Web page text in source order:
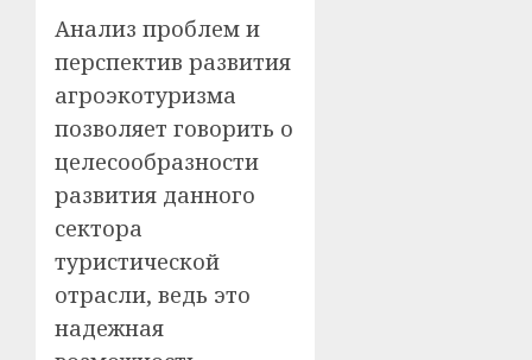
Анализ проблем и
перспектив развития
агроэкотуризма
позволяет говорить о
целесообразности
развития данного
сектора
туристической
отрасли, ведь это
надежная